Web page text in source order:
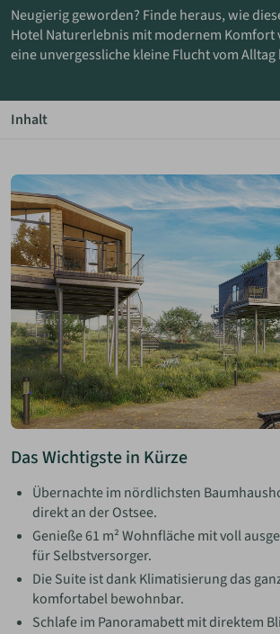
MERKLISTE
Neugierig geworden? Finde heraus, wie
Hotel Naturerlebnis mit modernem Komfort
eine unvergessliche kleine Flucht vom Alltag
Inhalt
Das Baumhaushotel
Deine Suite im Detail
Das Wichtigste in Kürze
Übernachte im nördlichsten
direkt an der Ostsee.
Genieße 61 m² Wohnfläche mit voll
für Selbstversorger.
Die Suite ist dank Klimatisierung das
komfortabel bewohnbar.
Schlafe im Panoramabett mit direktem